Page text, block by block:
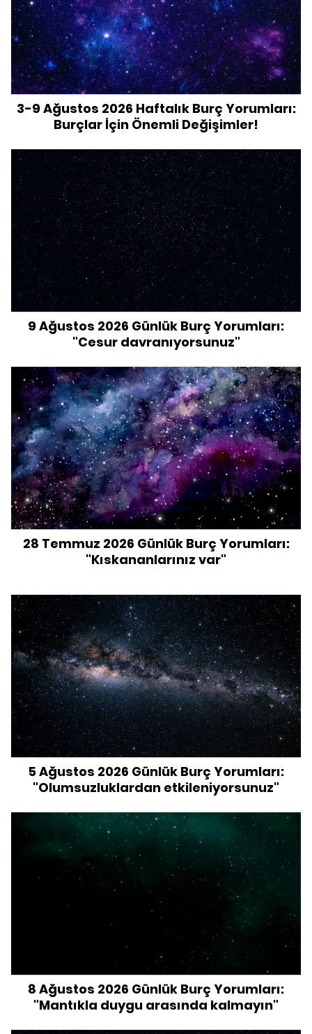
3-9 Ağustos 2026 Haftalık Burç Yorumları:
Burçlar İçin Önemli Değişimler!
9 Ağustos 2026 Günlük Burç Yorumları:
"Cesur davranıyorsunuz"
28 Temmuz 2026 Günlük Burç Yorumları:
"Kıskananlarınız var"
5 Ağustos 2026 Günlük Burç Yorumları:
"Olumsuzluklardan etkileniyorsunuz"
8 Ağustos 2026 Günlük Burç Yorumları:
"Mantıkla duygu arasında kalmayın"